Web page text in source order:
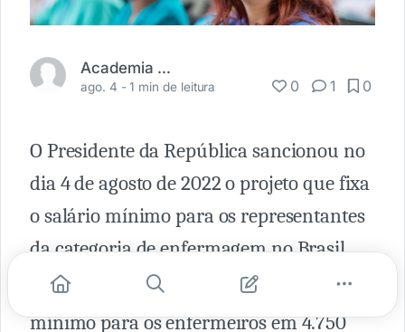
Academia Médica
ago. 4 -1 min de leitura 0 1 0
O Presidente da República sancionou no
dia 4 de agosto de 2022 o projeto que fixa
o salário mínimo para os representantes
da categoria de enfermagem no Brasil.
O texto do projeto fixa em um salário
mínimo para os enfermeiros em 4.750